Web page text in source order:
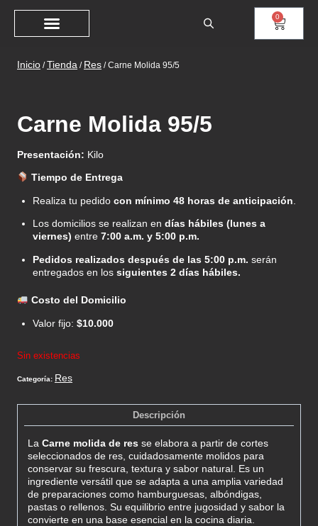
0
Inicio / Tienda / Res / Carne Molida 95/5
Carne Molida 95/5
Presentación: Kilo
Tiempo de Entrega
Realiza tu pedido con mínimo 48 horas de anticipación
Los domicilios se realizan en días hábiles (lunes a
viernes) entre 7:00 a.m. y 5:00 p.m.
Pedidos realizados después de las 5:00 p.m. serán
entregados en los siguientes 2 días hábiles.
Costo del Domicilio
Valor fijo: $10.000
Sin existencias
Categoría: Res
Descripción
LaCarne molida de res se elabora a partir de cortes
seleccionados de res, cuidadosamente molidos para
conservar su frescura, textura y sabor natural. Es un
ingrediente versátil que se adapta a una amplia variedad
de preparaciones como hamburguesas, albóndigas,
pastas o rellenos. Su equilibrio entre jugosidad y sabor la
convierte en una base esencial en la cocina diaria.